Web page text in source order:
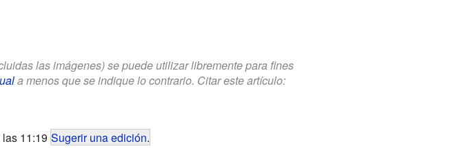
las imágenes) se puede utilizar libremente para fines
a menos que se indique lo contrario. Citar este artículo:
11:19 Sugerir una edición.